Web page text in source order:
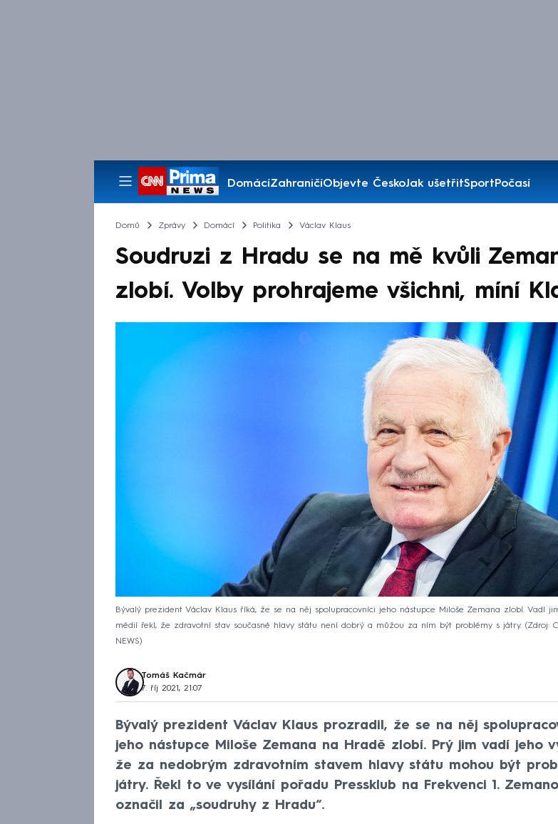
DomácíZahraničíObjevte ČeskoJak ušetřitSportPočasí
Pořady
Domů Zprávy Domácí Politika Václav Klaus
Soudruzi z Hradu se na mě kvůli
zlobí. Volby prohrajeme všichni, míní
Bývalý prezident Václav Klaus říká, že se na něj spolupracovníci jeho nástupce Miloše Zemana zlobí. Vadí
médií řekl, že zdravotní stav současné hlavy státu není dobrý a můžou za ním být problémy s játry.
Zdroj:
NEWS
Tomáš Kačmár
7. říj 2021, 21:07
Bývalý prezident Václav Klaus prozradil, že se na něj
jeho nástupce Miloše Zemana na Hradě zlobí. Prý jim vadí jeho
že za nedobrým zdravotním stavem hlavy státu mohou být
játry. Řekl to ve vysílání pořadu Pressklub na Frekvenci 1.
označil za „soudruhy z Hradu“.